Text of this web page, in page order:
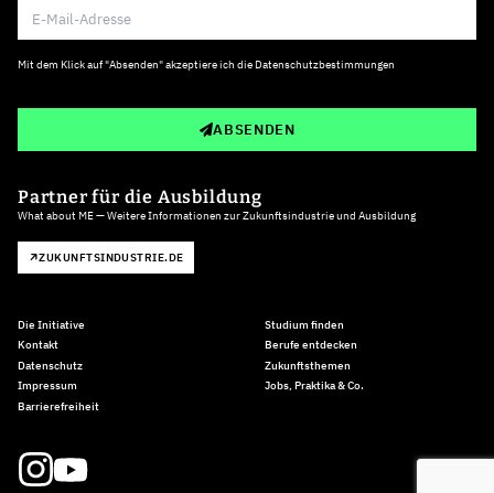
Mit dem Klick auf "Absenden" akzeptiere ich die Datenschutzbestimmungen
ABSENDEN
Partner für die Ausbildung
What about ME — Weitere Informationen zur Zukunftsindustrie und Ausbildung
ZUKUNFTSINDUSTRIE.DE
Die Initiative
Kontakt
Datenschutz
Impressum
Barrierefreiheit
Studium finden
Berufe entdecken
Zukunftsthemen
Jobs, Praktika & Co.